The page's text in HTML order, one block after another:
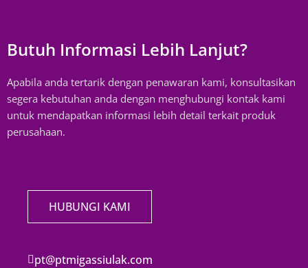
Butuh Informasi Lebih Lanjut?
Apabila anda tertarik dengan penawaran kami, konsultasikan
segera kebutuhan anda dengan menghubungi kontak kami
untuk mendapatkan informasi lebih detail terkait produk
perusahaan.
HUBUNGI KAMI
pt@ptmigassiulak.com